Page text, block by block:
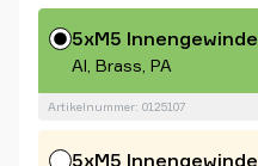
5xM5 Innengewinde
Al, Brass, PA
Artikelnummer: 0125107
5xM5 Innengewinde